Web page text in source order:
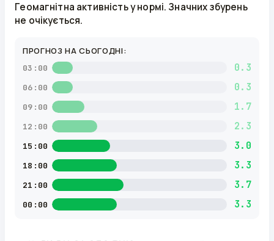
Геомагнітна активність у нормі. Значних збурень
не очікується.
ПРОГНОЗ НА СЬОГОДНІ:
03:00 0.3
06:00 0.3
09:00 1.7
12:00 2.3
15:00 3.0
18:00 3.3
21:00 3.7
00:00 3.3